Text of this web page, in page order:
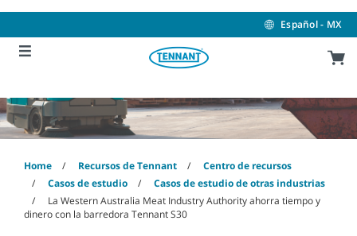
content
navigation
menu
Español - MX
Home Recursos de Tennant
Centro de recursos
Casos de estudio
Casos de estudio de otras industrias
La Western Australia Meat Industry Authority ahorra tiempo y
dinero con la barredora Tennant S30